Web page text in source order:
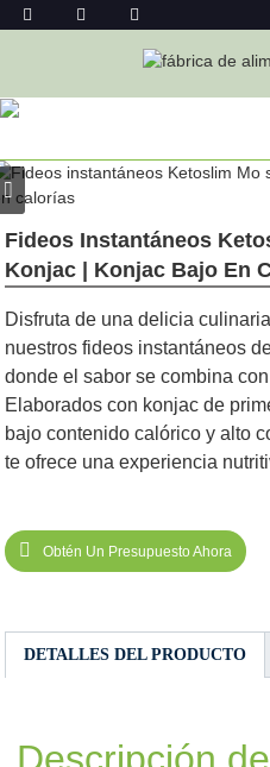
Fideos Instantáneos
Konjac | Konjac Bajo En
Disfruta de una delicia
nuestros fideos instantáneos
donde el sabor se combina
Elaborados con konjac de
bajo contenido calórico y alto
te ofrece una experiencia
Obtén Un Presupuesto Ahora
DETALLES DEL PRODUCTO
Descripción